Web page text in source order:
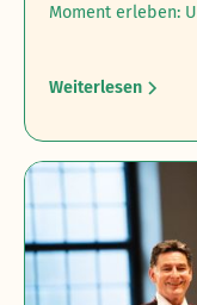
Moment erleben:
Weiterlesen